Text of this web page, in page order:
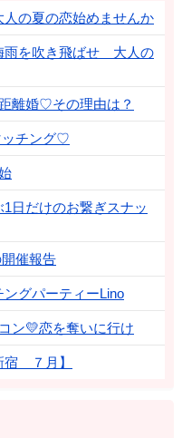
の夏の恋始めませんか
を吹き飛ばせ 大人の
離婚♡その理由は？
ッチング♡
日だけのお繋ぎスナッ
催報告
グパーティーLino
ン💛恋を奪いに行け
宿 ７月】